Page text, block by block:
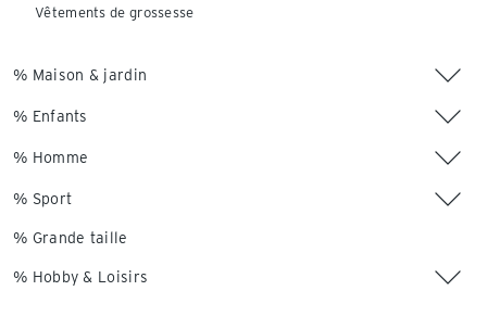
Vêtements de grossesse
% Maison & jardin
% Enfants
% Homme
% Sport
% Grande taille
% Hobby & Loisirs